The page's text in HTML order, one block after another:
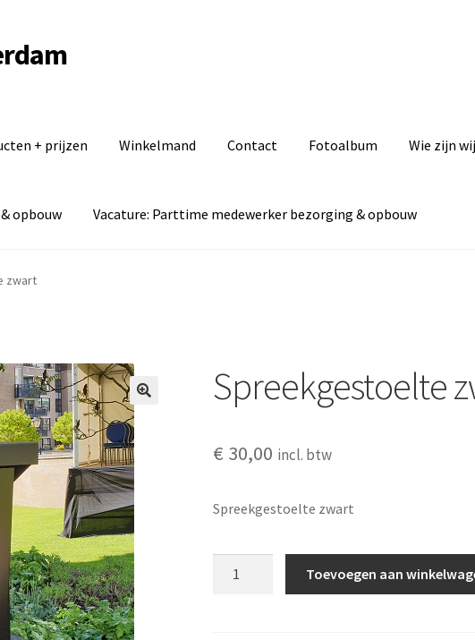
+ prijzen Winkelmand Contact Fotoalbum Wie zijn
opbouw Vacature: Parttime medewerker bezorging & opbouw
& opbouwWie zijn wij
zwart
Spreekgestoelte
€ 30,00 incl. btw
Spreekgestoelte zwart
Toevoegen aan